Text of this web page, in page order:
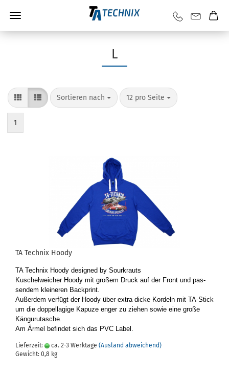
L
Sortieren nach 12 pro Seite
1
TA Tech­nix Hoody
TA Tech­nix Hoody de­si­gned by Sourkrauts
Ku­schel­wei­cher Hoody mit gro­ßem Druck auf der Front und pas­
sen­dem klei­ne­ren Back­print.
Au­ßer­dem ver­fügt der Hoody über extra dicke Kor­deln mit TA-​Stick
um die dop­pel­la­gi­ge Ka­pu­ze enger zu zie­hen sowie eine große
Kän­gu­ru­tasche.
Am Ärmel be­fin­det sich das PVC Label.
Lieferzeit: ca. 2-3 Werktage (Ausland abweichend)
Gewicht: 0,8 kg